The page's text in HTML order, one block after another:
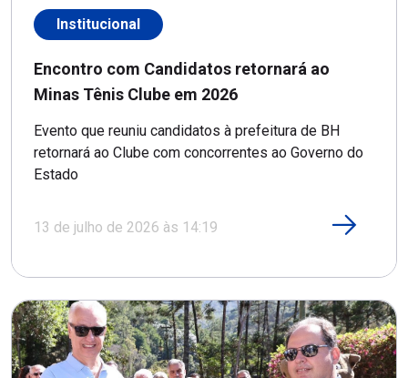
Institucional
Encontro com Candidatos retornará ao
Minas Tênis Clube em 2026
Evento que reuniu candidatos à prefeitura de BH
retornará ao Clube com concorrentes ao Governo do
Estado
13 de julho de 2026 às 14:19